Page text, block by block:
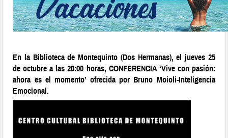
En la Biblioteca de Montequinto (Dos Hermanas), el jueves 25
de octubre a las 20:00 horas, CONFERENCIA ‘Vive con pasión:
ahora es el momento’ ofrecida por Bruno Moioli-Inteligencia
Emocional.